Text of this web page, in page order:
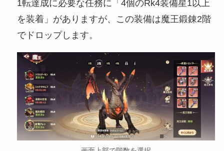
1転達成に必要な任務に「4個のRk4装備星1以上
を装着」がありますが、この装備は魔王鍛錬2階
でドロップします。